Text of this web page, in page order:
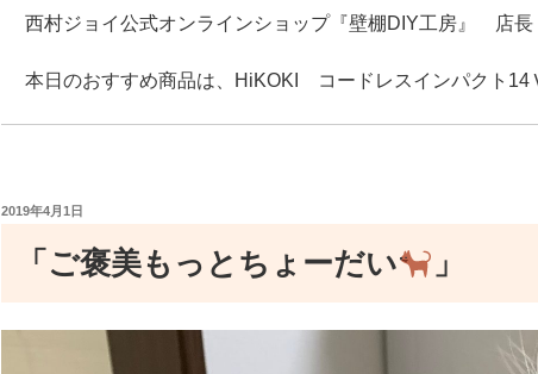
コンパクトなのにパワフルなスライドマルノコ M244をぜ
西村ジョイ公式オンラインショップ『壁棚DIY工房』 店
本日のおすすめ商品は、HiKOKI コードレスインパクト14
高トルク、バッテリー2個付きです。
商品はこちら→https://www.ejoy.jp/fs/ejoy/tool/
投
稿
2019年4月1日
「ご褒美もっとちょーだい 」